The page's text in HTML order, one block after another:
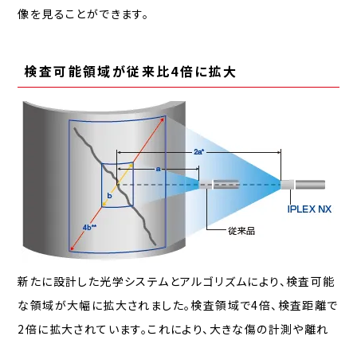
像を見ることができます。
検査可能領域が従来比4倍に拡大
新たに設計した光学システムとアルゴリズムにより、検査可能
な領域が大幅に拡大されました。検査領域で4倍、検査距離で
2倍に拡大されています。これにより、大きな傷の計測や離れ